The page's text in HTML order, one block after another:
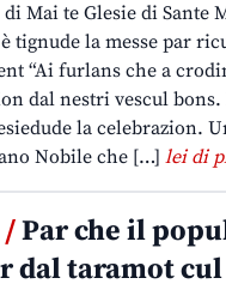
Mai te Glesie di Sante
tignude la messe par
“Ai furlans che a
dal nestri vescul
la celebrazion.
Nobile che […] lei di
/Par che il
dal taramot